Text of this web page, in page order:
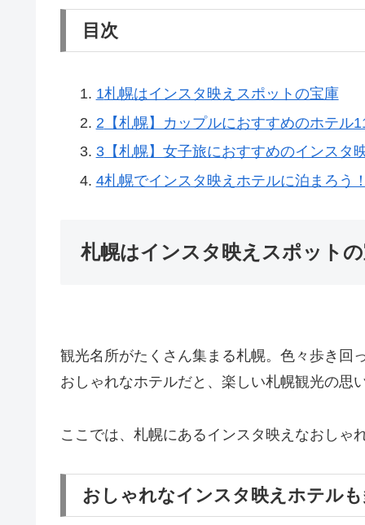
目次
1札幌はインスタ映えスポットの宝庫
2 【札幌】カップルにおすすめのホテル
3【札幌】女子旅におすすめのインスタ
4札幌でインスタ映えホテルに泊まろう
札幌はインスタ映えスポット
観光名所がたくさん集まる札幌。色々歩き回
おしゃれなホテルだと、楽しい札幌観光の思
ここでは、札幌にあるインスタ映えなおしゃ
おしゃれなインスタ映えホテル